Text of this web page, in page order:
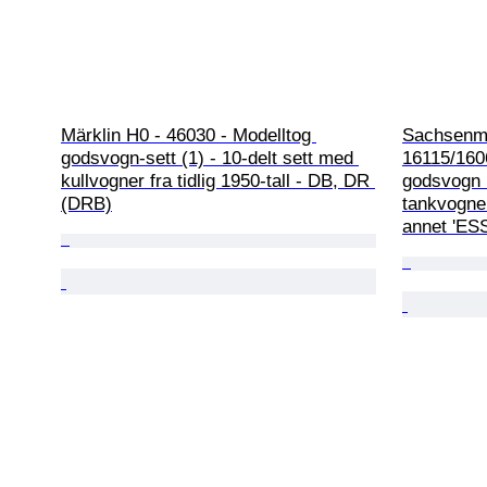
Märklin H0 - 46030 - Modelltog
godsvogn-sett (1) - 10-delt sett med
kullvogner fra tidlig 1950-tall - DB, DR
(DRB)
16115/
annet